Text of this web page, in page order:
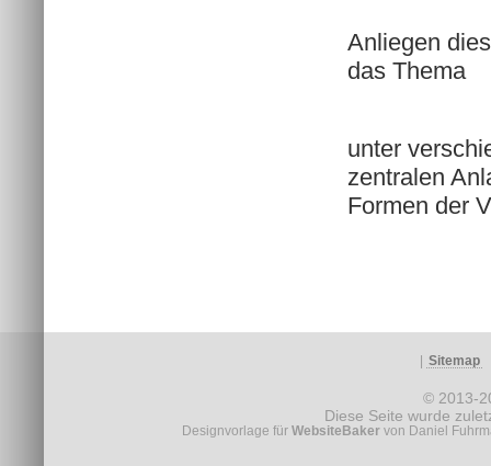
Anliegen
das Thema
unter
zentralen
Formen der
Sitemap
© 2013-
Diese Seite wurde
Designvorlage für WebsiteBakervon Daniel